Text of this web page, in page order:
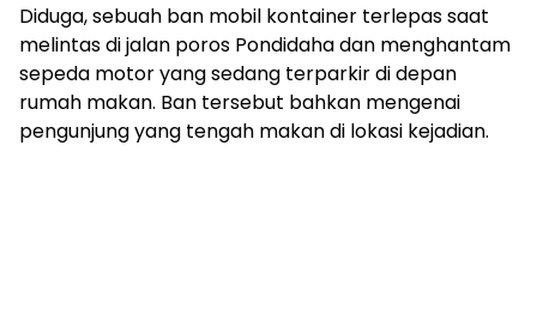
Diduga, sebuah ban mobil kontainer terlepas saat
melintas di jalan poros Pondidaha dan menghantam
sepeda motor yang sedang terparkir di depan
rumah makan. Ban tersebut bahkan mengenai
pengunjung yang tengah makan di lokasi kejadian.